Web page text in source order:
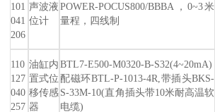
101
041
206
声波液
位计
POWER-POCUS800/BBBA，0~3米
量程，四线制
110
127
040
257
油缸内
置式位
移传感
器
BTL7-E500-M0320-B-S32(4~20mA)
配磁环BTL-P-1013-4R,带插头BKS-
S-33M-10(直角插头带10米耐高温软
电缆)